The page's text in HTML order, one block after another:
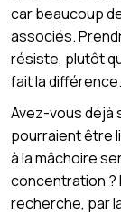
car beaucoup
associés.
résiste, plutôt
fait la différence.
Avez-vous déjà
pourraient être
à la mâchoire
concentration ?
recherche, par